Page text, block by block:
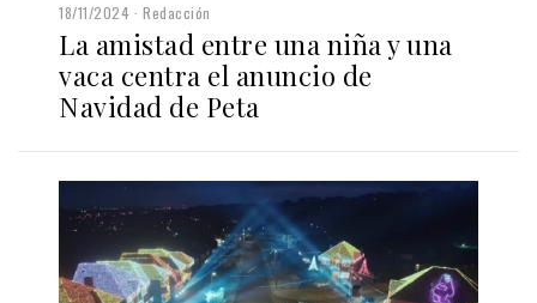
18/11/2024 Redacción
La amistad entre una niña y una
vaca centra el anuncio de
Navidad de Peta